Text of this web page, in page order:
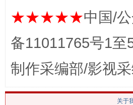
这是一记警钟！
★★★★★中国/
备11011765号1
制作采编部/影视
关于